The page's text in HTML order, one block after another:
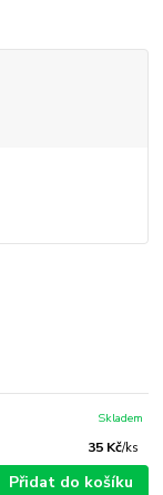
35 Kč/ks
Skladem
Přidat do košíku